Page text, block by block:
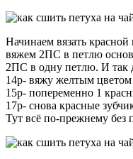
Начинаем вязать красной
вяжем 2ПС в петлю
2ПС в одну петлю. И так
14р- вяжу желтым цветом
15р- попеременно 1
17р- снова красные
Тут всё по-прежнему без